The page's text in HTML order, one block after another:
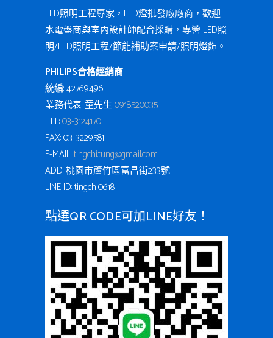
LED照明工程專家，LED燈批發廠廠商，歡迎
水電盤商與室內設計師配合採購，專營 LED照
明/LED照明工程/節能補助案申請/照明燈飾。
PHILIPS合格經銷商
統編: 42769496
業務代表: 童先生0918520035
TEL:03-3124170
FAX: 03-3229581
E-MAIL:tingchi.tung@gmail.com
ADD: 桃園市蘆竹區富昌街233號
LINE ID: tingchi0618
點選QR CODE可加LINE好友！